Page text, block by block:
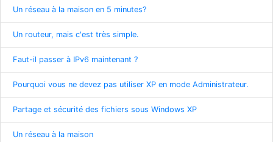
Un réseau à la maison en 5 minutes?
Un routeur, mais c'est très simple.
Faut-il passer à IPv6 maintenant ?
Pourquoi vous ne devez pas utiliser XP en mode Administrateur.
Partage et sécurité des fichiers sous Windows XP
Un réseau à la maison